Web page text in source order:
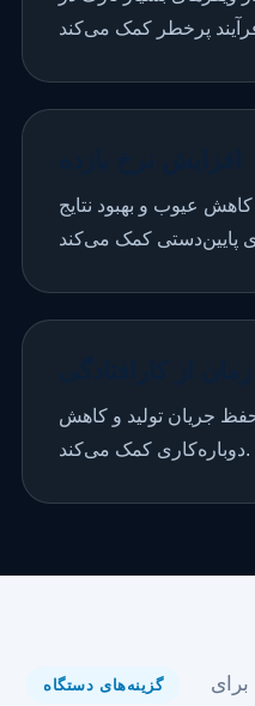
عیوب و بهبود نتایج
حفظ جریان تولید و کاهش
دوباره‌کاری کمک می‌کند.
گزینه‌های دستگاه